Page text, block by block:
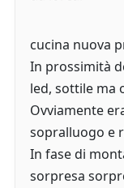
cucina nuova
In prossimità
led, sottile ma
Ovviamente
sopralluogo e
In fase di
sorpresa